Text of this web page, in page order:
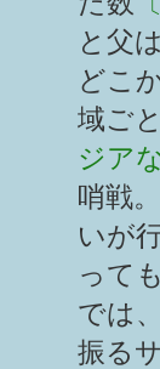
と父
どこ
域ご
ジア
哨戦
いが
って
では
振る